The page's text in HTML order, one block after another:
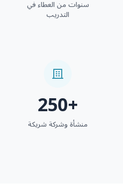
سنوات من العطاء في
التدريب
250+
منشأة وشركة شريكة